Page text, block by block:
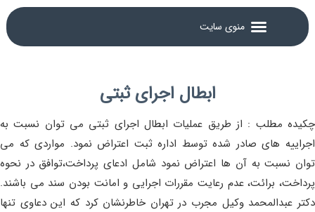
ابطال اجرای ثبتی
چکیده مطلب : از طریق عملیات ابطال اجرای ثبتی می توان نسبت به
اجراییه های صادر شده توسط اداره ثبت اعتراض نمود. مواردی که می
توان نسبت به آن ها اعتراض نمود شامل ادعای پرداخت،توافق در نحوه
پرداخت، برائت، عدم رعایت مقررات اجرایی و امانت بودن سند می باشند.
دکتر عبدالمحمد وکیل مجرب در تهران خاطرنشان کرد که این دعاوی تنها